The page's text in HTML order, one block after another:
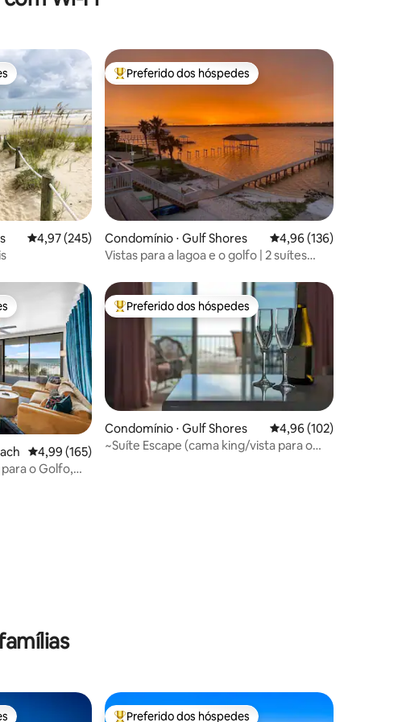
dos hóspedes
4,97 de uma avaliação média de 5, 245 avaliações
4,97 (245)
Entre os melhores preferidos dos hóspedes
Preferido dos hóspedes
Condomínio ⋅ Gulf Shores 4,96 de uma avaliação
4,96 (136)
Vistas para a lagoa e o golfo | 2 suítes
praia
dos hóspedes
4,99 de uma avaliação média de 5, 165 avaliações
4,99 (165)
o Golfo,
Entre os melhores preferidos dos hóspedes
Preferido dos hóspedes
Condomínio ⋅ Gulf Shores 4,96 de uma avaliação
4,96 (102)
~Suíte Escape (cama king/vista para o
Preferido dos hóspedes